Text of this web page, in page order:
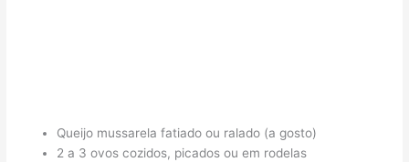
Queijo mussarela fatiado ou ralado (a gosto)
2 a 3 ovos cozidos, picados ou em rodelas